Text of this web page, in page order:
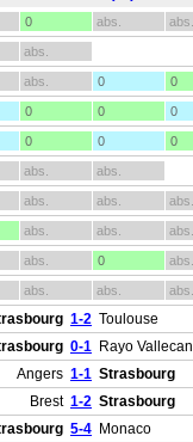
0 abs. abs.
abs.
abs. 0 0
0 0 0
0 0 0
abs. abs.
abs. abs. abs.
abs. abs. abs.
abs. 0 abs.
abs. abs. abs.
1-2 Toulouse
0-1 Rayo
Angers 1-1 Strasbourg
Brest 1-2 Strasbourg
5-4 Monaco